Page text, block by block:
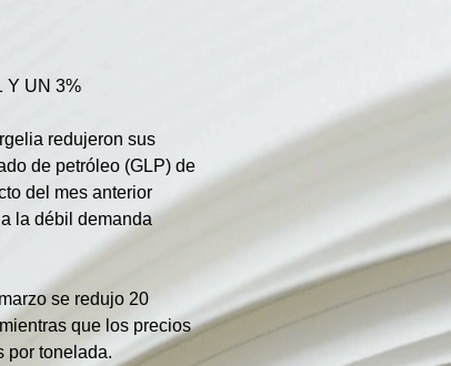
Y UN 3%
redujeron sus
de petróleo (GLP) de
del mes anterior
la débil demanda
se redujo 20
que los precios
por tonelada.